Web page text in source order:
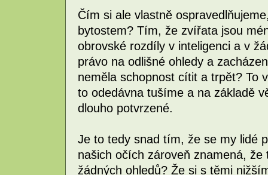
Čím si ale vlastně
bytostem? Tím, že zvířata jsou
obrovské rozdíly v inteligenci a v
právo na odlišné ohledy a
neměla schopnost cítit a trpět? To
to odedávna tušíme a na základě
dlouho potvrzené.
Je to tedy snad tím, že se my lidé
našich očích zároveň znamená,
žádných ohledů? Že si s těmi